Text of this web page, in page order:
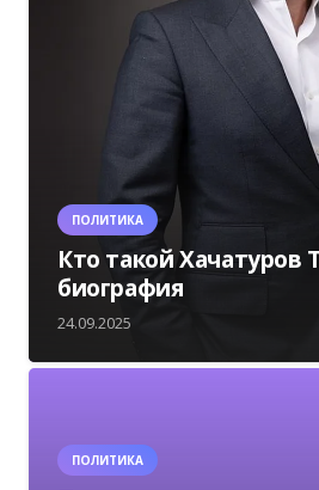
ПОЛИТИКА
Кто такой Хачатуров
биография
24.09.2025
ПОЛИТИКА